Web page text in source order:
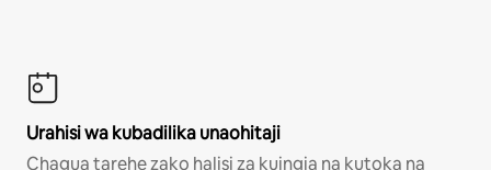
Urahisi wa kubadilika unaohitaji
Chagua tarehe zako halisi za kuingia na kutoka na